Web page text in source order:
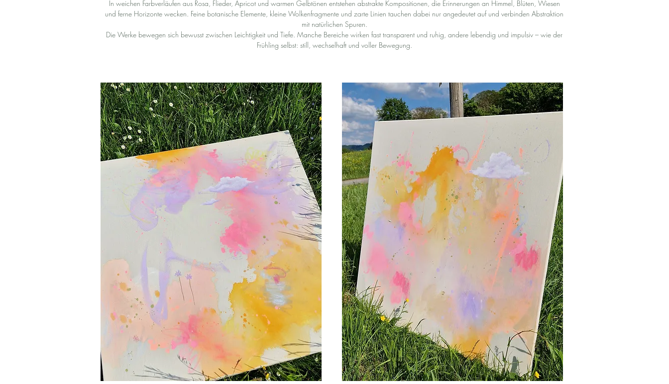
In weichen Farbverläufen aus Rosa, Flieder, Apricot und warmen Gelbtönen entstehen abstrakte Kompositionen, die Erinnerungen an Himmel, Blüten, Wiesen
und ferne Horizonte wecken. Feine botanische Elemente, kleine Wolkenfragmente und zarte Linien tauchen dabei nur angedeutet auf und verbinden Abstraktion
mit natürlichen Spuren.
Die Werke bewegen sich bewusst zwischen Leichtigkeit und Tiefe. Manche Bereiche wirken fast transparent und ruhig, andere lebendig und impulsiv – wie der
Frühling selbst: still, wechselhaft und voller Bewegung.